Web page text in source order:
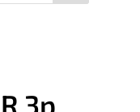
3p